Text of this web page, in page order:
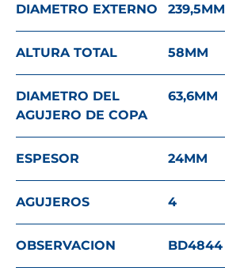
DIAMETRO EXTERNO 239,5MM
ALTURA TOTAL 58MM
DIAMETRO DEL
AGUJERO DE COPA
63,6MM
ESPESOR 24MM
AGUJEROS 4
OBSERVACION BD4844